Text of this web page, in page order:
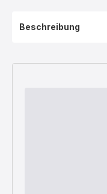
Beschreibung